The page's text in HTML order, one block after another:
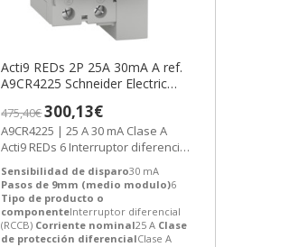
Acti9 REDs 2P 25A 30mA A ref.
A9CR4225 Schneider Electric
475,40€300,13€
A9CR4225 | 25 A 30 mA Clase A
Acti9 REDs 6 Interruptor diferencial
Sensibilidad de disparo30 mA
Pasos de 9mm (medio modulo)6
Tipo de producto o
componenteInterruptor diferencial
(RCCB) Corriente nominal25 A Clase
de protección diferencialClase A